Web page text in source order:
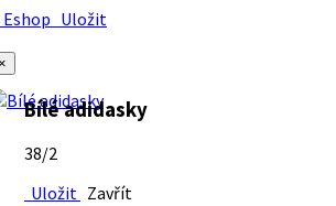
Uložit
Bílé adidasky
38/2
Uložit Zavřít